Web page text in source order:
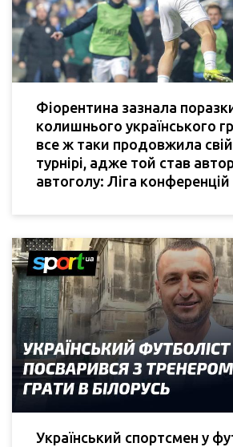
Фіорентина зазнала
колишнього українського
все ж таки продовжила
турнірі, адже той став
автоголу: Ліга
Український спортсмен у